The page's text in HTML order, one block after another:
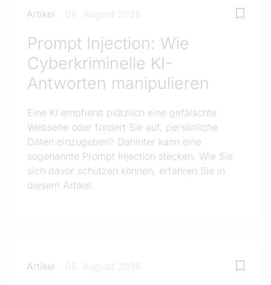
Artikel 06. August 2026
Prompt Injection: Wie
Cyberkriminelle KI-
Antworten manipulieren
Eine KI empfiehlt plötzlich eine gefälschte
Webseite oder fordert Sie auf, persönliche
Daten einzugeben? Dahinter kann eine
sogenannte Prompt Injection stecken. Wie Sie
sich davor schützen können, erfahren Sie in
diesem Artikel.
Artikel 05. August 2026